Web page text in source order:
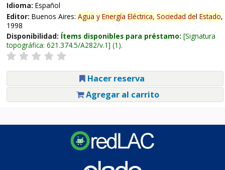
Idioma: Español
Editor: Buenos Aires: Agua y Energía Eléctrica, Sociedad del Estado,
1998
Disponibilidad: Ítems disponibles para préstamo: Signatura
topográfica: 621.374.5/A282/v.1 (1).
Hacer reserva
Agregar al carrito